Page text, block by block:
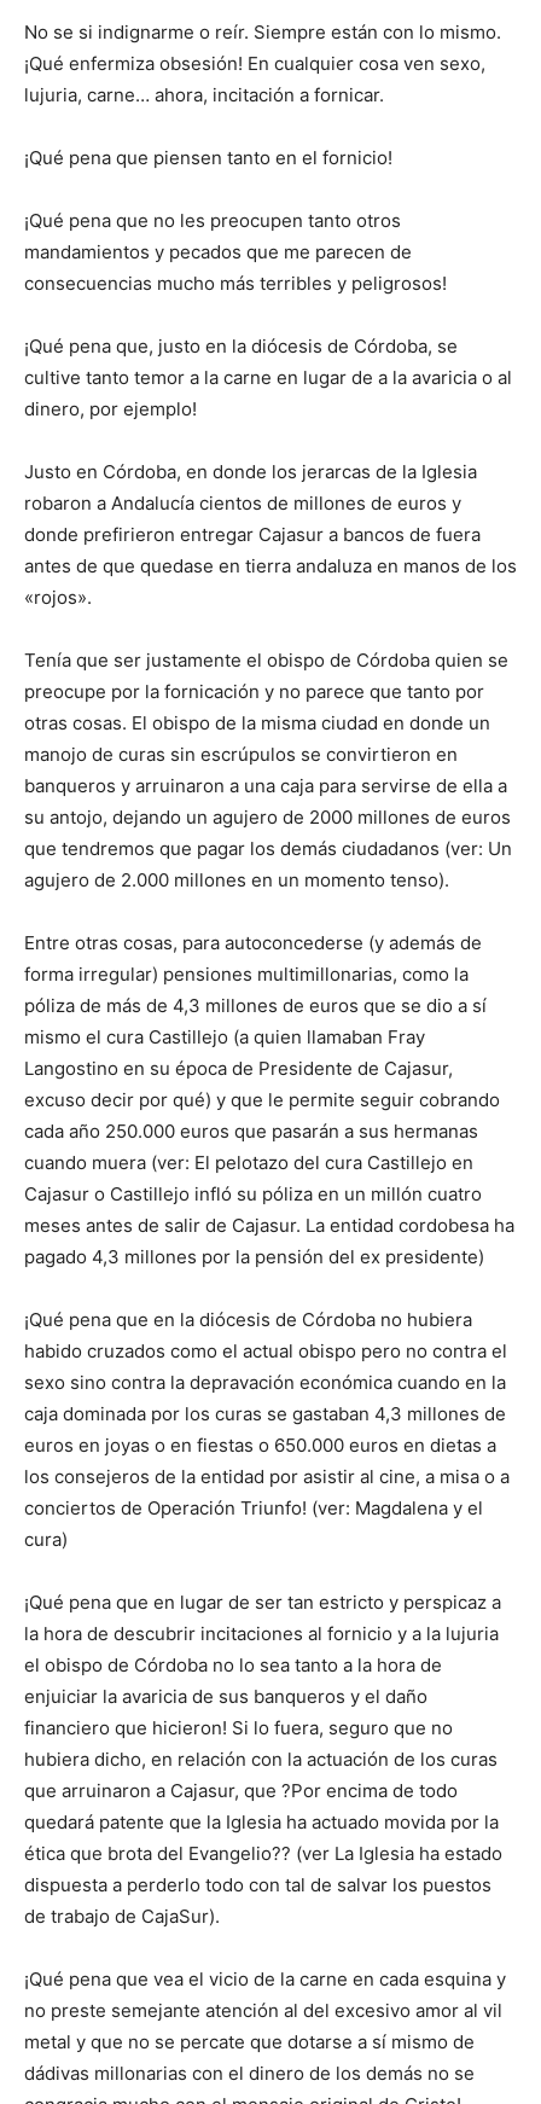
No se si indignarme o reír. Siempre están con lo mismo.
¡Qué enfermiza obsesión! En cualquier cosa ven sexo,
lujuria, carne… ahora, incitación a fornicar.
¡Qué pena que piensen tanto en el fornicio!
¡Qué pena que no les preocupen tanto otros
mandamientos y pecados que me parecen de
consecuencias mucho más terribles y peligrosos!
¡Qué pena que, justo en la diócesis de Córdoba, se
cultive tanto temor a la carne en lugar de a la avaricia o al
dinero, por ejemplo!
Justo en Córdoba, en donde los jerarcas de la Iglesia
robaron a Andalucía cientos de millones de euros y
donde prefirieron entregar Cajasur a bancos de fuera
antes de que quedase en tierra andaluza en manos de los
«rojos».
Tenía que ser justamente el obispo de Córdoba quien se
preocupe por la fornicación y no parece que tanto por
otras cosas. El obispo de la misma ciudad en donde un
manojo de curas sin escrúpulos se convirtieron en
banqueros y arruinaron a una caja para servirse de ella a
su antojo, dejando un agujero de 2000 millones de euros
que tendremos que pagar los demás ciudadanos (ver: Un
agujero de 2.000 millones en un momento tenso).
Entre otras cosas, para autoconcederse (y además de
forma irregular) pensiones multimillonarias, como la
póliza de más de 4,3 millones de euros que se dio a sí
mismo el cura Castillejo (a quien llamaban Fray
Langostino en su época de Presidente de Cajasur,
excuso decir por qué) y que le permite seguir cobrando
cada año 250.000 euros que pasarán a sus hermanas
cuando muera (ver: El pelotazo del cura Castillejo en
Cajasur o Castillejo infló su póliza en un millón cuatro
meses antes de salir de Cajasur. La entidad cordobesa ha
pagado 4,3 millones por la pensión del ex presidente)
¡Qué pena que en la diócesis de Córdoba no hubiera
habido cruzados como el actual obispo pero no contra el
sexo sino contra la depravación económica cuando en la
caja dominada por los curas se gastaban 4,3 millones de
euros en joyas o en fiestas o 650.000 euros en dietas a
los consejeros de la entidad por asistir al cine, a misa o a
conciertos de Operación Triunfo! (ver: Magdalena y el
cura)
¡Qué pena que en lugar de ser tan estricto y perspicaz a
la hora de descubrir incitaciones al fornicio y a la lujuria
el obispo de Córdoba no lo sea tanto a la hora de
enjuiciar la avaricia de sus banqueros y el daño
financiero que hicieron! Si lo fuera, seguro que no
hubiera dicho, en relación con la actuación de los curas
que arruinaron a Cajasur, que ?Por encima de todo
quedará patente que la Iglesia ha actuado movida por la
ética que brota del Evangelio?? (ver La Iglesia ha estado
dispuesta a perderlo todo con tal de salvar los puestos
de trabajo de CajaSur).
¡Qué pena que vea el vicio de la carne en cada esquina y
no preste semejante atención al del excesivo amor al vil
metal y que no se percate que dotarse a sí mismo de
dádivas millonarias con el dinero de los demás no se